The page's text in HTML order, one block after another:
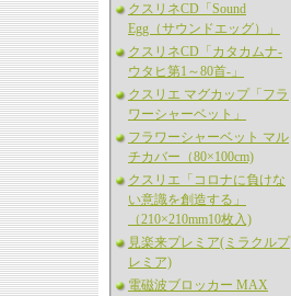
クスリネCD「Sound
Egg（サウンドエッグ）」
クスリネCD「カタカムナ-
ウタヒ第1～80首-」
クスリエ マグカップ「フラ
ワーシャーベット」
フラワーシャーベット マル
チカバー（80×100cm)
クスリエ「コロナに負けな
い意識を創造する」
（210×210mm10枚入)
見楽来プレミア(ミラクルプ
レミア)
電磁波ブロッカー MAX